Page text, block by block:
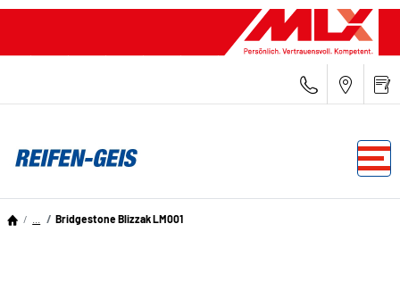
Bridgestone Blizzak LM001